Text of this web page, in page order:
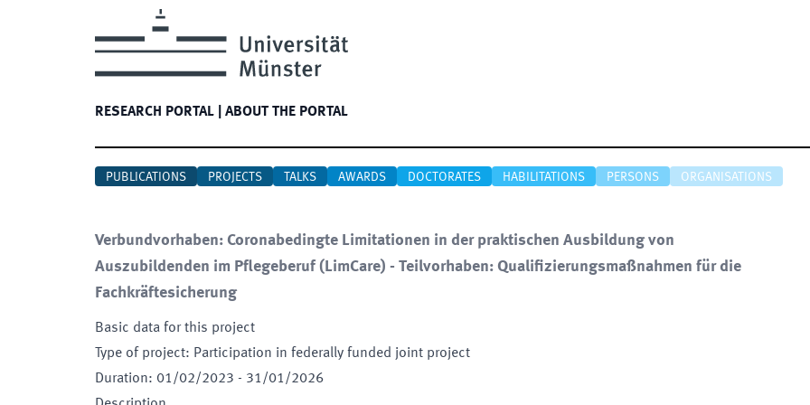
RESEARCH PORTAL ABOUT THE PORTAL
PUBLICATIONS PROJECTS TALKS AWARDS DOCTORATES HABILITATIONS PERSONS ORGANISATIONS
Verbundvorhaben: Coronabedingte Limitationen in der praktischen Ausbildung von
Auszubildenden im Pflegeberuf (LimCare) - Teilvorhaben: Qualifizierungsmaßnahmen für die
Fachkräftesicherung
Basic data for this project
Type of project: Participation in federally funded joint project
Duration: 01/02/2023 - 31/01/2026